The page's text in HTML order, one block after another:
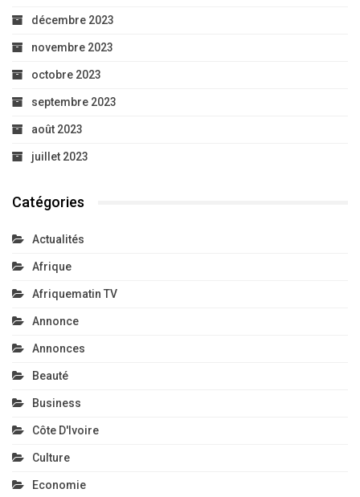
décembre 2023
novembre 2023
octobre 2023
septembre 2023
août 2023
juillet 2023
Catégories
Actualités
Afrique
Afriquematin TV
Annonce
Annonces
Beauté
Business
Côte D'Ivoire
Culture
Economie